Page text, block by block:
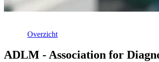
Overzicht
ADLM - Association for